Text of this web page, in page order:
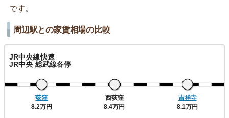
です。
周辺駅との家賃相場の比較
JR中央線快速
JR中央 総武線各停
荻窪
8.2万円
西荻窪
8.4万円
吉祥寺
8.1万円